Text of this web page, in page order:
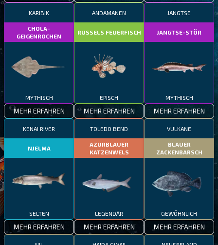
KARIBIK
CHOLA-
GEIGENROCHEN
MYTHISCH
MEHR ERFAHREN
ANDAMANEN
RUSSELS FEUERFISCH
EPISCH
MEHR ERFAHREN
JANGTSE
JANGTSE-STÖR
MYTHISCH
MEHR ERFAHREN
KENAI RIVER
NJELMA
SELTEN
MEHR ERFAHREN
TOLEDO BEND
AZURBLAUER
KATZENWELS
LEGENDÄR
MEHR ERFAHREN
VULKANE
BLAUER
ZACKENBARSCH
GEWÖHNLICH
MEHR ERFAHREN